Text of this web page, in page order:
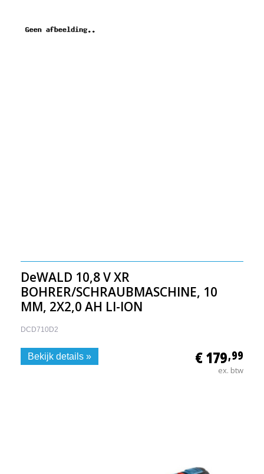
DeWALD 10,8 V XR
BOHRER/SCHRAUBMASCHINE, 10
MM, 2X2,0 AH LI-ION
DCD710D2
€ 179,99
ex. btw
Bekijk details »